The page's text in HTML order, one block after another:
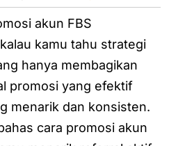
akun FBS
kamu tahu strategi
hanya membagikan
promosi yang efektif
menarik dan konsisten.
cara promosi akun